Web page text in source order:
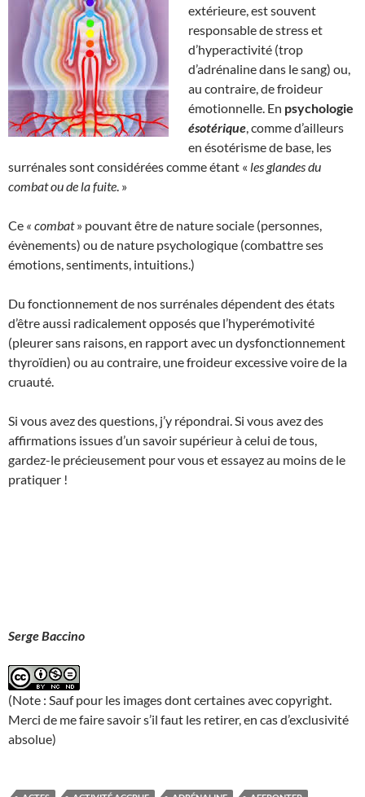
extérieure, est souvent
responsable de stress et
d’hyperactivité (trop
d’adrénaline dans le sang) ou,
au contraire, de froideur
émotionnelle. En psychologie
ésotérique, comme d’ailleurs
en ésotérisme de base, les
surrénales sont considérées comme étant « les glandes du
combat ou de la fuite. »
Ce « combat» pouvant être de nature sociale (personnes,
évènements) ou de nature psychologique (combattre ses
émotions, sentiments, intuitions.)
Du fonctionnement de nos surrénales dépendent des états
d’être aussi radicalement opposés que l’hyperémotivité
(pleurer sans raisons, en rapport avec un dysfonctionnement
thyroïdien) ou au contraire, une froideur excessive voire de la
cruauté.
Si vous avez des questions, j’y répondrai. Si vous avez des
affirmations issues d’un savoir supérieur à celui de tous,
gardez-le précieusement pour vous et essayez au moins de le
pratiquer !
Serge Baccino
(Note : Sauf pour les images dont certaines avec copyright.
Merci de me faire savoir s’il faut les retirer, en cas d’exclusivité
absolue)